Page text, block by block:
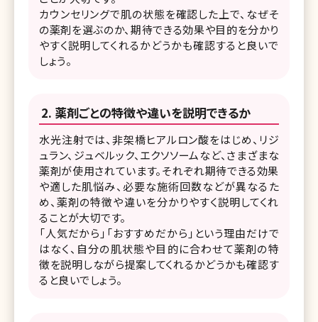
カウンセリングで肌の状態を確認した上で、なぜそ
の薬剤を選ぶのか、期待できる効果や目的を分かり
やすく説明してくれるかどうかも確認すると良いで
しょう。
薬剤ごとの特徴や違いを説明できるか
水光注射では、非架橋ヒアルロン酸をはじめ、リジ
ュラン、ジュベルック、エクソソームなど、さまざまな
薬剤が使用されています。それぞれ期待できる効果
や適した肌悩み、必要な施術回数などが異なるた
め、薬剤の特徴や違いを分かりやすく説明してくれ
ることが大切です。
「人気だから」「おすすめだから」という理由だけで
はなく、自分の肌状態や目的に合わせて薬剤の特
徴を説明しながら提案してくれるかどうかも確認す
ると良いでしょう。